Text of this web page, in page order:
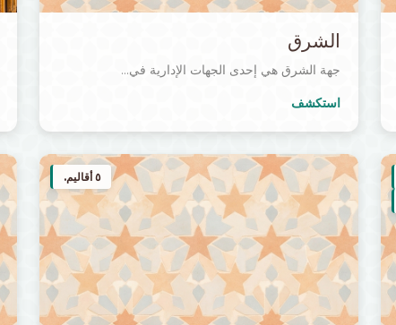
الشرق
جهة الشرق هي إحدى الجهات الإدارية في...
استكشف
٥ أقاليم.